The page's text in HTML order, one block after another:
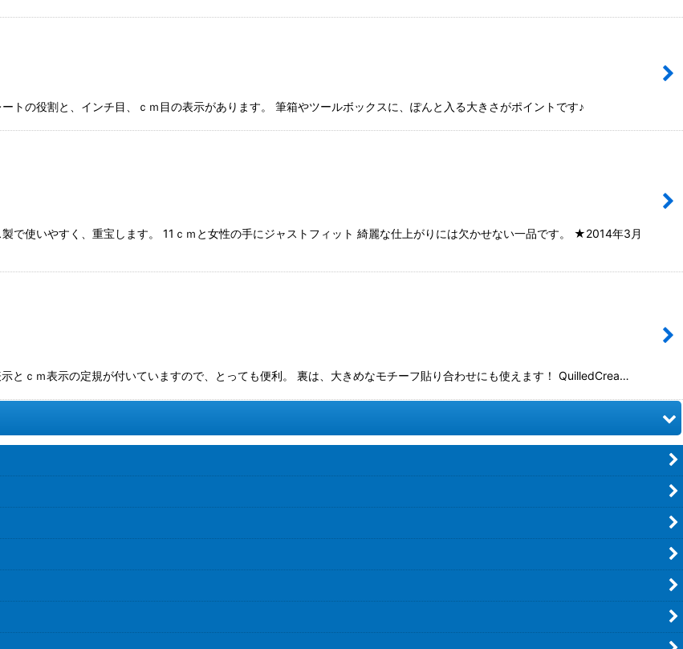
トの役割と、インチ目、ｃｍ目の表示があります。 筆箱やツールボックスに、ぽんと入る大きさがポイントです♪
で使いやすく、重宝します。 11ｃｍと女性の手にジャストフィット 綺麗な仕上がりには欠かせない一品です。 ★2014年3月
とｃｍ表示の定規が付いていますので、とっても便利。 裏は、大きめなモチーフ貼り合わせにも使えます！ QuilledCrea…